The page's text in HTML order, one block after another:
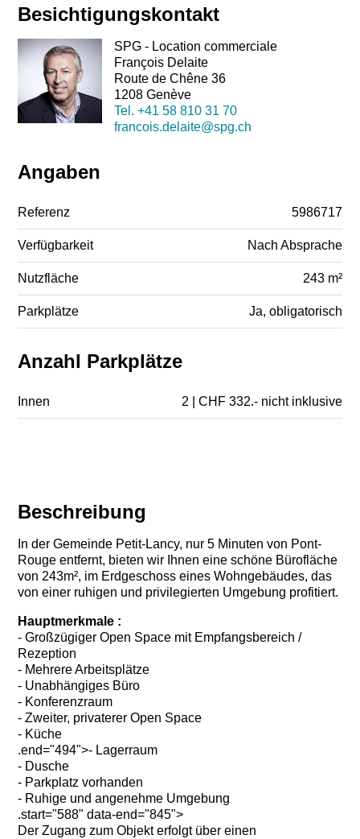
Beschreibung
In der Gemeinde Petit-Lancy, nur 5 Minuten von Pont-
Rouge entfernt, bieten wir Ihnen eine schöne Bürofläche
von 243m², im Erdgeschoss eines Wohngebäudes, das
von einer ruhigen und privilegierten Umgebung profitiert.
Hauptmerkmale :
- Großzügiger Open Space mit Empfangsbereich /
Rezeption
- Mehrere Arbeitsplätze
- Unabhängiges Büro
- Konferenzraum
- Zweiter, privaterer Open Space
- Küche
.end="494">- Lagerraum
- Dusche
- Parkplatz vorhanden
- Ruhige und angenehme Umgebung
.start="588" data-end="845">
Der Zugang zum Objekt erfolgt über einen
Besichtigungskontakt
SPG - Location commerciale
François Delaite
Route de Chêne 36
1208 Genève
Tel. +41 58 810 31 70
francois.delaite@spg.ch
Angaben
Referenz 5986717
Verfügbarkeit Nach Absprache
Nutzfläche 243 m²
Parkplätze Ja, obligatorisch
Anzahl Parkplätze
Innen 2 | CHF 332.- nicht inklusive